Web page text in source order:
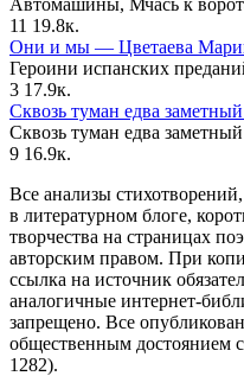
11 19.8к.
Они и мы — Цветаева
Героини испанских
3 17.9к.
Сквозь туман едва
Сквозь туман едва
9 16.9к.
Все анализы
в литературном блоге,
творчества на страницах
авторским правом. При
ссылка на источник
аналогичные интернет-
запрещено. Все
общественным достоянием
1282).